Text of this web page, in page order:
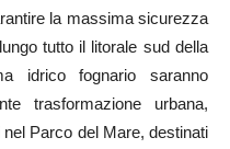
la massima sicurezza
tutto il litorale sud della
idrico fognario saranno
trasformazione urbana,
Parco del Mare, destinati